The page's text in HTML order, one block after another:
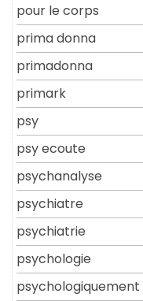
pour le corps
prima donna
primadonna
primark
psy
psy ecoute
psychanalyse
psychiatre
psychiatrie
psychologie
psychologiquement